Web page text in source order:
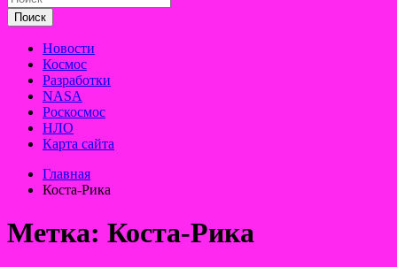
Поиск
Новости
Космос
Разработки
NASA
Роскосмос
НЛО
Карта сайта
Главная
Коста-Рика
Метка: Коста-Рика